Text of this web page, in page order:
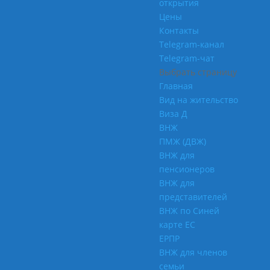
открытия
Цены
Контакты
Telegram-канал
Telegram-чат
Выбрать страницу
Главная
Вид на жительство
Виза Д
ВНЖ
ПМЖ (ДВЖ)
ВНЖ для
пенсионеров
ВНЖ для
представителей
ВНЖ по Синей
карте ЕС
ЕРПР
ВНЖ для членов
семьи